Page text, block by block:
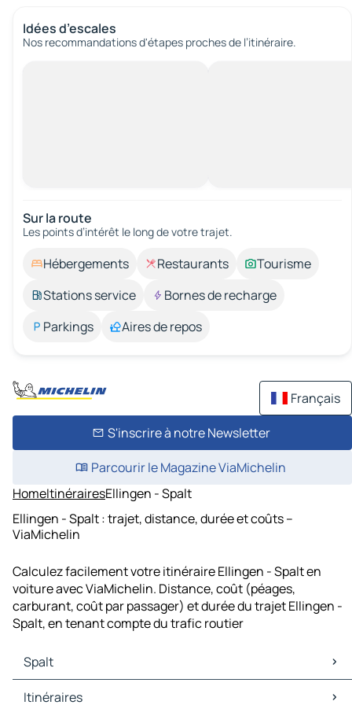
Idées d’escales
Nos recommandations d'étapes proches de l’itinéraire.
Sur la route
Les points d’intérêt le long de votre trajet.
Hébergements Restaurants
Tourisme
Stations service
Bornes de recharge
Parkings
Aires de repos
Français
S'inscrire à notre Newsletter
Parcourir le Magazine ViaMichelin
HomeItinérairesEllingen - Spalt
Ellingen - Spalt : trajet, distance, durée et coûts –
ViaMichelin
Calculez facilement votre itinéraire Ellingen - Spalt en
voiture avec ViaMichelin. Distance, coût (péages,
carburant, coût par passager) et durée du trajet Ellingen -
Spalt, en tenant compte du trafic routier
Spalt
Spalt Cartes et plans
Itinéraires